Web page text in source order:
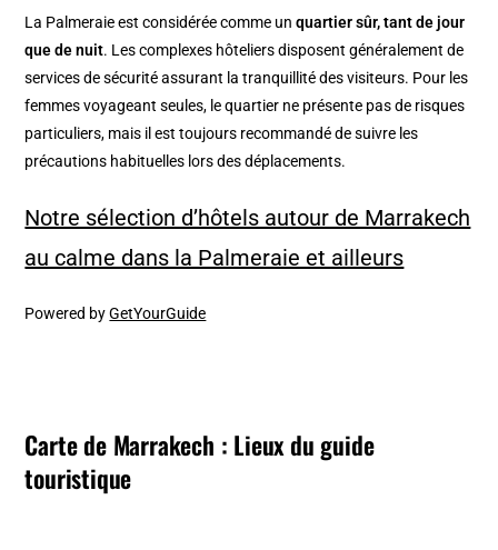
La Palmeraie est considérée comme unquartier sûr, tant de jour
que de nuit. Les complexes hôteliers disposent généralement de
services de sécurité assurant la tranquillité des visiteurs. Pour les
femmes voyageant seules, le quartier ne présente pas de risques
particuliers, mais il est toujours recommandé de suivre les
précautions habituelles lors des déplacements.​
Notre sélection d’hôtels autour de Marrakech
au calme dans la Palmeraie et ailleurs
Powered byGetYourGuide
Carte de Marrakech : Lieux du guide
touristique